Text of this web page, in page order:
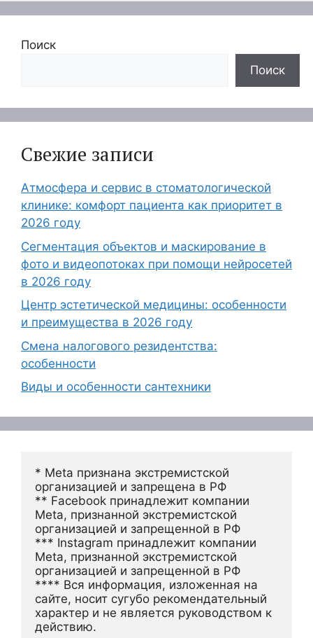
Поиск
Поиск
Свежие записи
Атмосфера и сервис в стоматологической
клинике: комфорт пациента как приоритет в
2026 году
Сегментация объектов и маскирование в
фото и видеопотоках при помощи нейросетей
в 2026 году
Центр эстетической медицины: особенности
и преимущества в 2026 году
Смена налогового резидентства:
особенности
Виды и особенности сантехники
* Meta признана экстремистской
организацией и запрещена в РФ
** Facebook принадлежит компании
Meta, признанной экстремистской
организацией и запрещенной в РФ
*** Instagram принадлежит компании
Meta, признанной экстремистской
организацией и запрещенной в РФ
**** Вся информация, изложенная на
сайте, носит сугубо рекомендательный
характер и не является руководством к
действию.